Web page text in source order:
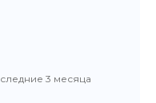
с выбором.
что подарок
но и всю